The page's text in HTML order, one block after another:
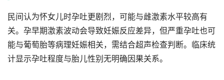
民间认为怀女儿时孕吐更剧烈，可能与雌激素水平较高有
关。孕早期激素波动会导致妊娠反应差异，但严重孕吐也可
能与葡萄胎等病理妊娠相关，需结合超声检查判断。临床统
计显示孕吐程度与胎儿性别无明确因果关系。